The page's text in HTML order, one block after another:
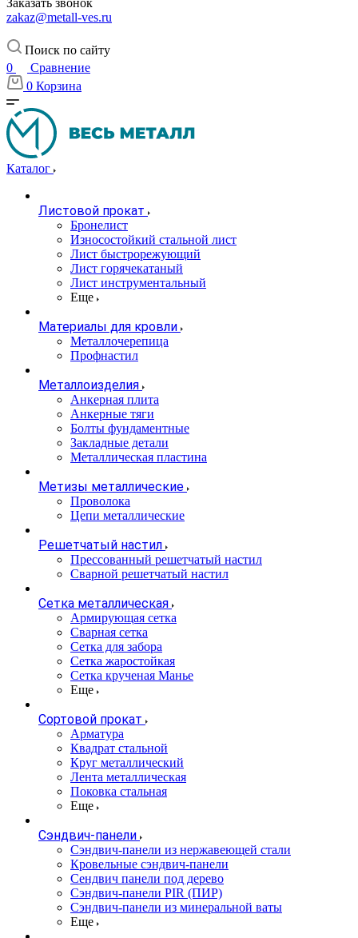
Заказать звонок
zakaz@metall-ves.ru
Поиск по сайту
0
Сравнение
0 Корзина
Каталог
Листовой прокат
Бронелист
Износостойкий стальной лист
Лист быстрорежующий
Лист горячекатаный
Лист инструментальный
Еще
Материалы для кровли
Металлочерепица
Профнастил
Металлоизделия
Анкерная плита
Анкерные тяги
Болты фундаментные
Закладные детали
Металлическая пластина
Метизы металлические
Проволока
Цепи металлические
Решетчатый настил
Прессованный решетчатый настил
Сварной решетчатый настил
Сетка металлическая
Армирующая сетка
Сварная сетка
Сетка для забора
Сетка жаростойкая
Сетка крученая Манье
Еще
Сортовой прокат
Арматура
Квадрат стальной
Круг металлический
Лента металлическая
Поковка стальная
Еще
Сэндвич-панели
Cэндвич-панели из нержавеющей стали
Кровельные сэндвич-панели
Сендвич панели под дерево
Сэндвич-панели PIR (ПИР)
Сэндвич-панели из минеральной ваты
Еще